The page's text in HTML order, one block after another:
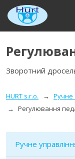
Зворотний
HURT s.r.o.
Ручне
Регулювання
Ручне